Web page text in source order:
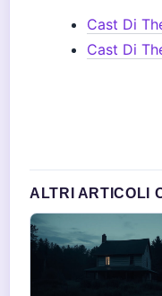
Cast Di
Cast Di
ALTRI ARTICOLI